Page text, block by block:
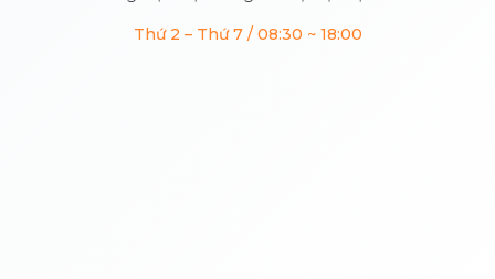
Thứ 2 – Thứ 7 / 08:30 ~ 18:00